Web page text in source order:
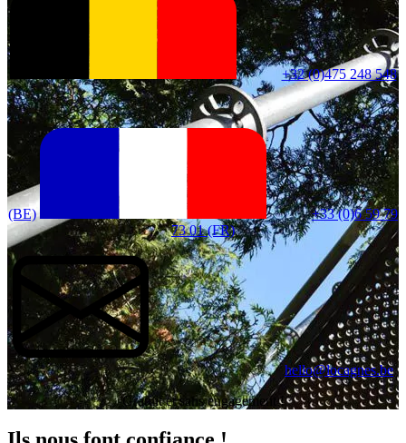
+32 (0)475 248 548
(BE)
+33 (0)6 59 79
73 01 (FR)
hello@locagnes.be
Gratuit et sans engagement !